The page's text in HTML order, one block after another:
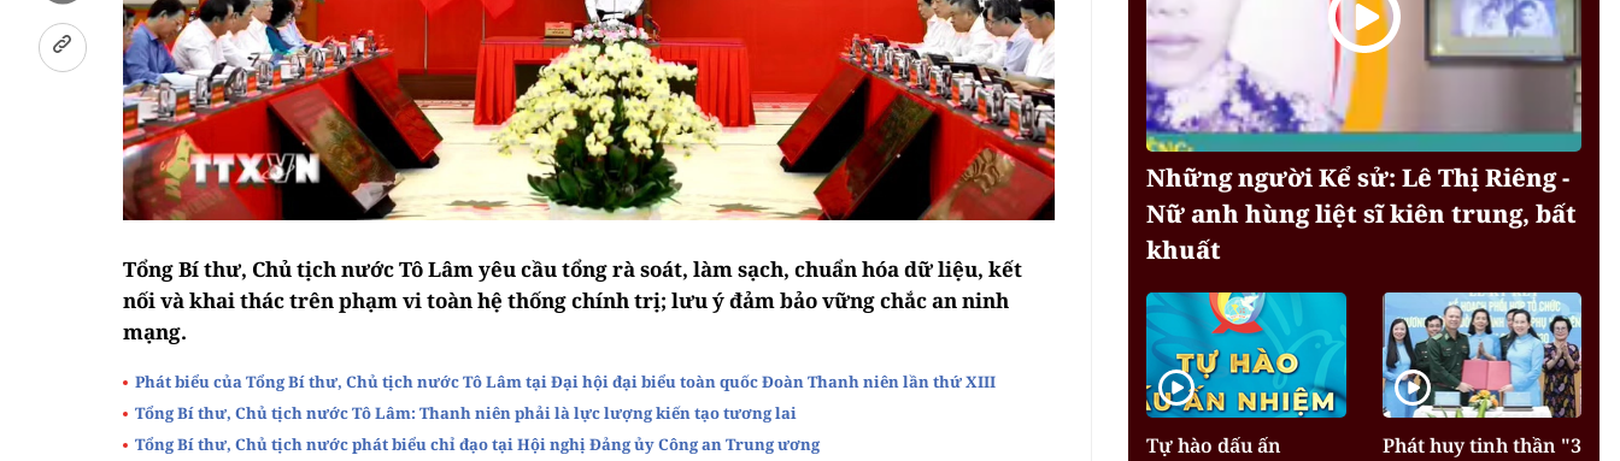
Tổng Bí thư, Chủ tịch nước Tô Lâm yêu cầu tổng rà soát, làm sạch, chuẩn hóa dữ liệu, kết
nối và khai thác trên phạm vi toàn hệ thống chính trị; lưu ý đảm bảo vững chắc an ninh
mạng.
Phát biểu của Tổng Bí thư, Chủ tịch nước Tô Lâm tại Đại hội đại biểu toàn quốc Đoàn Thanh niên lần thứ XIII
Tổng Bí thư, Chủ tịch nước Tô Lâm: Thanh niên phải là lực lượng kiến tạo tương lai
Tổng Bí thư, Chủ tịch nước phát biểu chỉ đạo tại Hội nghị Đảng ủy Công an Trung ương
Những người Kể sử: Lê Thị Riêng -
Nữ anh hùng liệt sĩ kiên trung, bất
khuất
Tự hào dấu ấn
Phát huy tinh thần "3